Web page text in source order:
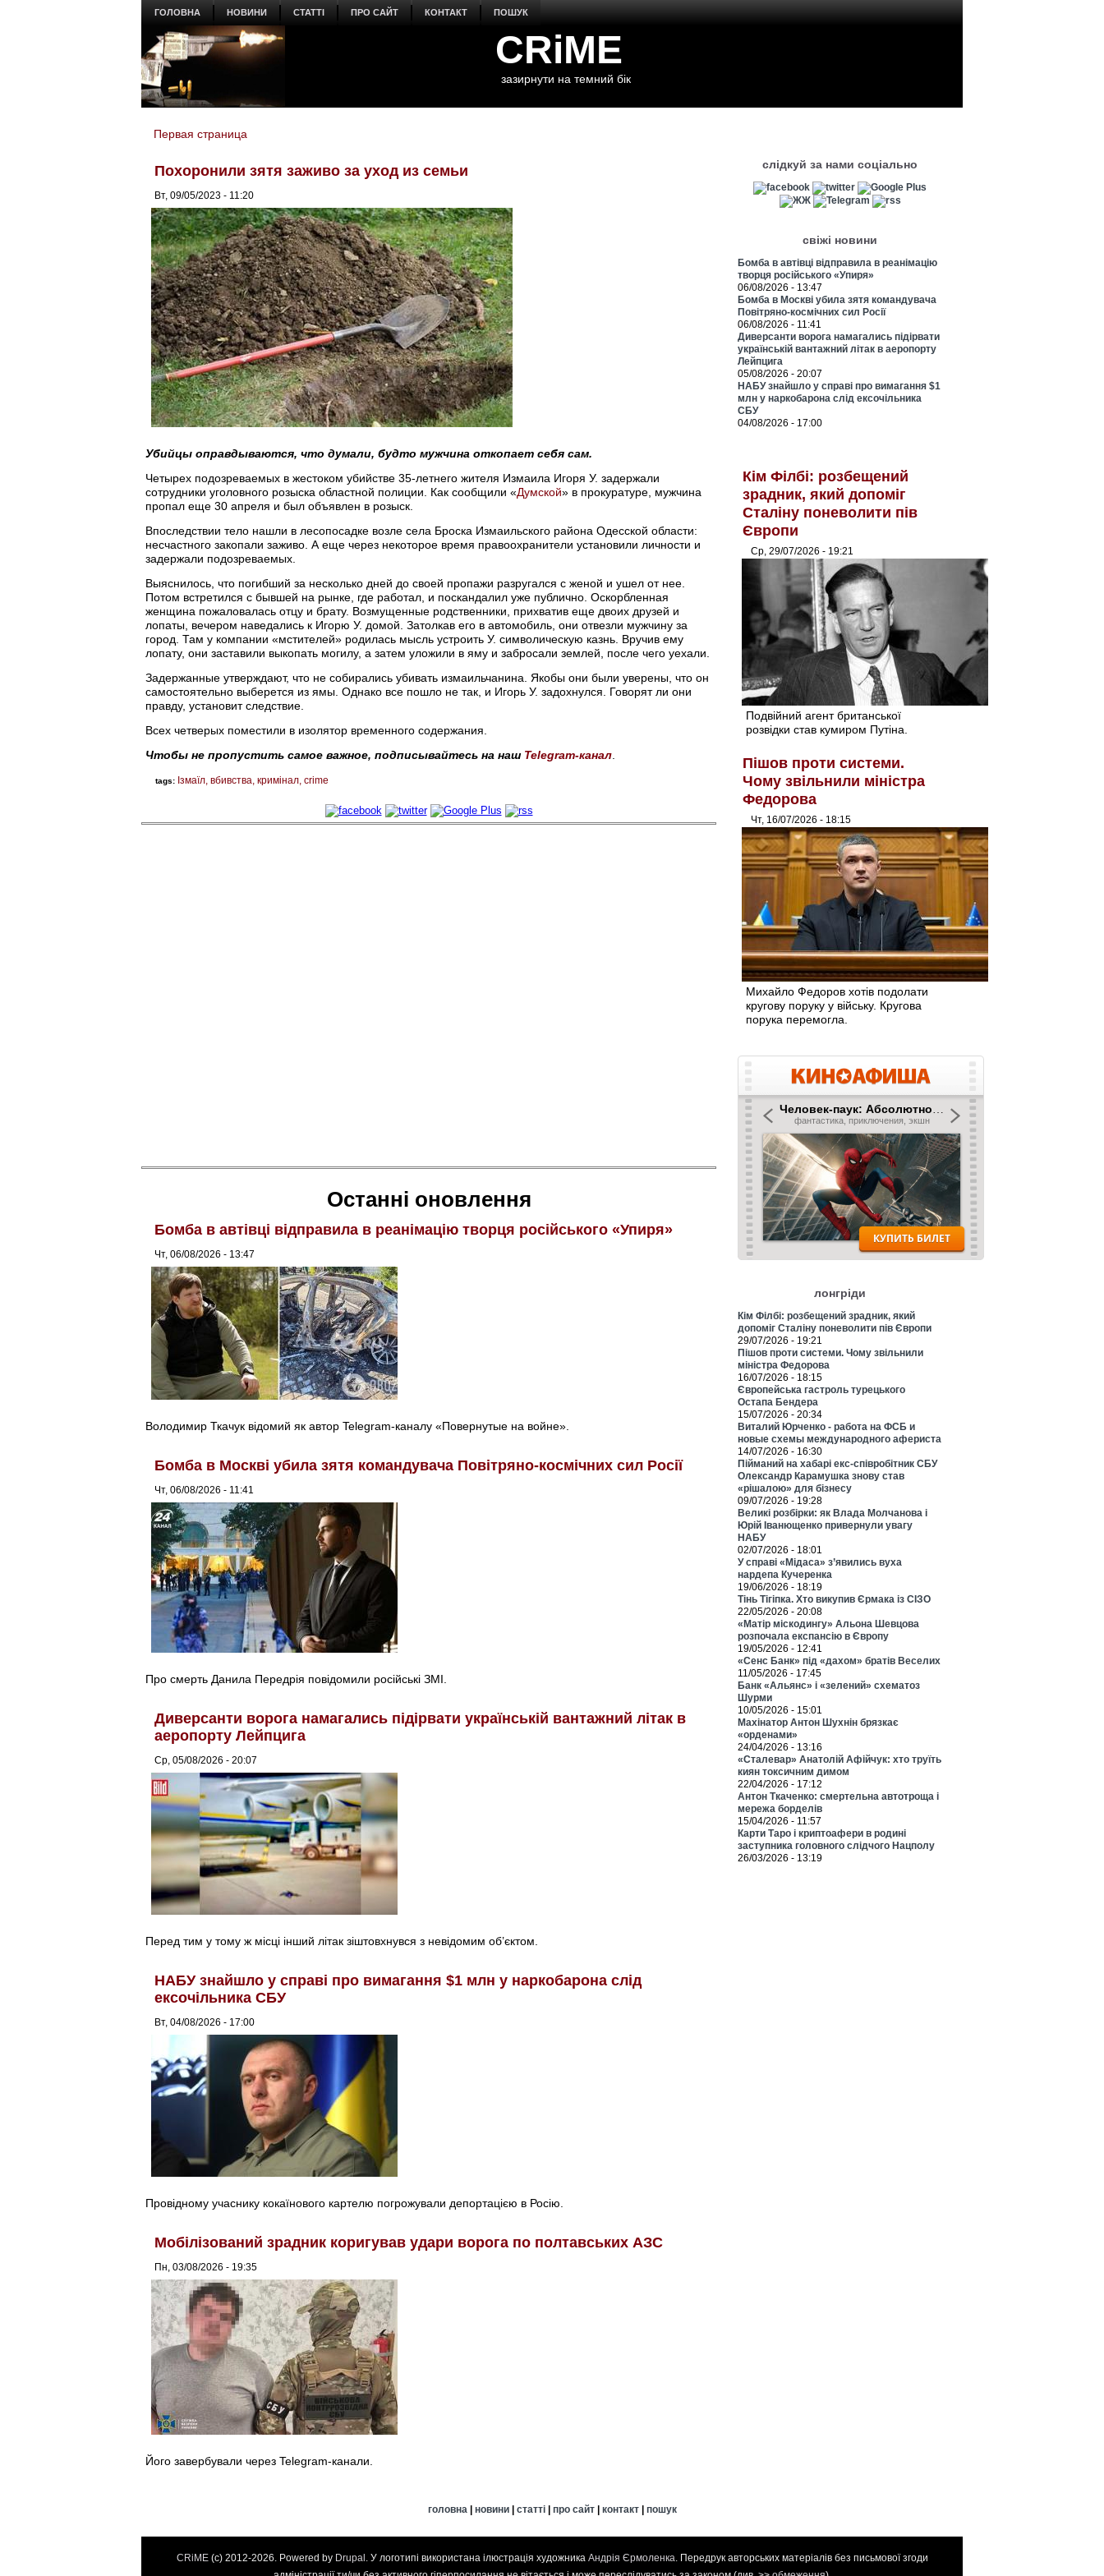
ГОЛОВНА НОВИНИ СТАТТІ ПРО САЙТ КОНТАКТ ПОШУК
CRiME
зазирнути на темний бік
You are here
Первая страница
Похоронили зятя заживо за уход из семьи
Вт, 09/05/2023 - 11:20
Убийцы оправдываются, что думали, будто мужчина откопает себя сам.
Четырех подозреваемых в жестоком убийстве 35-летнего жителя Измаила Игоря У. задержали
сотрудники уголовного розыска областной полиции. Как сообщили «Думской» в прокуратуре, мужчина
пропал еще 30 апреля и был объявлен в розыск.
Впоследствии тело нашли в лесопосадке возле села Броска Измаильского района Одесской области:
несчастного закопали заживо. А еще через некоторое время правоохранители установили личности и
задержали подозреваемых.
Выяснилось, что погибший за несколько дней до своей пропажи разругался с женой и ушел от нее.
Потом встретился с бывшей на рынке, где работал, и поскандалил уже публично. Оскорбленная
женщина пожаловалась отцу и брату. Возмущенные родственники, прихватив еще двоих друзей и
лопаты, вечером наведались к Игорю У. домой. Затолкав его в автомобиль, они отвезли мужчину за
город. Там у компании «мстителей» родилась мысль устроить У. символическую казнь. Вручив ему
лопату, они заставили выкопать могилу, а затем уложили в яму и забросали землей, после чего уехали.
Задержанные утверждают, что не собирались убивать измаильчанина. Якобы они были уверены, что он
самостоятельно выберется из ямы. Однако все пошло не так, и Игорь У. задохнулся. Говорят ли они
правду, установит следствие.
Всех четверых поместили в изолятор временного содержания.
Чтобы не пропустить самое важное, подписывайтесь на наш Telegram-канал
tags: Ізмаїл вбивства кримінал crime
Останні оновлення
Бомба в автівці відправила в реанімацію творця російського «Упиря»
Чт, 06/08/2026 - 13:47
Володимир Ткачук відомий як автор Telegram-каналу «Повернутые на войне».
Бомба в Москві убила зятя командувача Повітряно-космічних сил Росії
Чт, 06/08/2026 - 11:41
Про смерть Данила Передрія повідомили російські ЗМІ.
Диверсанти ворога намагались підірвати українській вантажний літак в
аеропорту Лейпцига
Ср, 05/08/2026 - 20:07
Перед тим у тому ж місці інший літак зіштовхнувся з невідомим об’єктом.
НАБУ знайшло у справі про вимагання $1 млн у наркобарона слід
ексочільника СБУ
Вт, 04/08/2026 - 17:00
Провідному учаснику кокаїнового картелю погрожували депортацією в Росію.
Мобілізований зрадник коригував удари ворога по полтавських АЗС
Пн, 03/08/2026 - 19:35
Його завербували через Telegram-канали.
слідкуй за нами соціально
свіжі новини
Бомба в автівці відправила в реанімацію
творця російського «Упиря»
06/08/2026 - 13:47
Бомба в Москві убила зятя командувача
Повітряно-космічних сил Росії
06/08/2026 - 11:41
Диверсанти ворога намагались підірвати
українській вантажний літак в аеропорту
Лейпцига
05/08/2026 - 20:07
НАБУ знайшло у справі про вимагання $1
млн у наркобарона слід ексочільника
СБУ
04/08/2026 - 17:00
Кім Філбі: розбещений
зрадник, який допоміг
Сталіну поневолити пів
Європи
Ср, 29/07/2026 - 19:21
Подвійний агент британської
розвідки став кумиром Путіна.
Пішов проти системи.
Чому звільнили міністра
Федорова
Чт, 16/07/2026 - 18:15
Михайло Федоров хотів подолати
кругову поруку у війську. Кругова
порука перемогла.
лонгріди
Кім Філбі: розбещений зрадник, який
допоміг Сталіну поневолити пів Європи
29/07/2026 - 19:21
Пішов проти системи. Чому звільнили
міністра Федорова
16/07/2026 - 18:15
Європейська гастроль турецького
Остапа Бендера
15/07/2026 - 20:34
Виталий Юрченко - работа на ФСБ и
новые схемы международного афериста
14/07/2026 - 16:30
Пійманий на хабарі екс-співробітник СБУ
Олександр Карамушка знову став
«рішалою» для бізнесу
09/07/2026 - 19:28
Великі розбірки: як Влада Молчанова і
Юрій Іванющенко привернули увагу
НАБУ
02/07/2026 - 18:01
У справі «Мідаса» з’явились вуха
нардепа Кучеренка
19/06/2026 - 18:19
Тінь Тігіпка. Хто викупив Єрмака із СІЗО
22/05/2026 - 20:08
«Матір міскодингу» Альона Шевцова
розпочала експансію в Європу
19/05/2026 - 12:41
«Сенс Банк» під «дахом» братів Веселих
11/05/2026 - 17:45
Банк «Альянс» і «зелений» схематоз
Шурми
10/05/2026 - 15:01
Махінатор Антон Шухнін брязкає
«орденами»
24/04/2026 - 13:16
«Сталевар» Анатолій Афійчук: хто труїть
киян токсичним димом
22/04/2026 - 17:12
Антон Ткаченко: смертельна автотроща і
мережа борделів
15/04/2026 - 11:57
Карти Таро і криптоафери в родині
заступника головного слідчого Нацполу
26/03/2026 - 13:19
головна| новини| статті| про сайт| контакт| пошук
CRiME (c) 2012-2026. Powered by Drupal . У логотипі використана ілюстрація художника Андрія Єрмоленка. Передрук авторських матеріалів без письмової згоди